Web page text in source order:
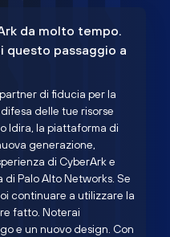
da molto tempo.
questo passaggio a
di fiducia per la
delle tue risorse
Idira, la piattaforma di
generazione,
di CyberArk e
Palo Alto Networks. Se
continuare a utilizzare la
fatto. Noterai
e un nuovo design. Con